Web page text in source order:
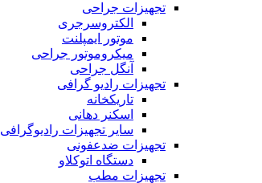
تجهیزات جراحی
الکتروسرجری
موتور ایمپلنت
میکروموتور جراحی
آنگل جراحی
تجهیزات رادیو گرافی
تاریکخانه
اسکنر دهانی
سایر تجهیزات رادیوگرافی
تجهیزات ضدعفونی
دستگاه اتوکلاو
تجهیزات مطب